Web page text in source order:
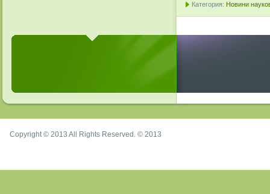
Категория: Новини
Copyright © 2013 All Rights Reserved. © 2013